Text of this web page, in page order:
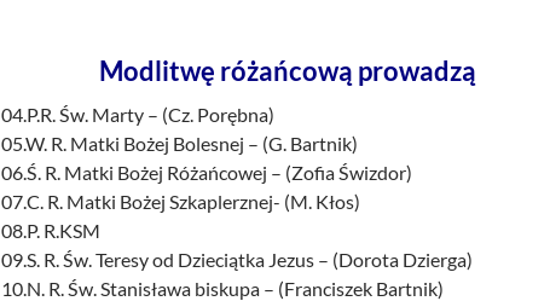
Modlitwę różańcową prowadzą
04.P.R. Św. Marty – (Cz. Porębna)
05.W. R. Matki Bożej Bolesnej – (G. Bartnik)
06.Ś. R. Matki Bożej Różańcowej – (Zofia Świzdor)
07.C. R. Matki Bożej Szkaplerznej- (M. Kłos)
08.P. R.KSM
09.S. R. Św. Teresy od Dzieciątka Jezus – (Dorota Dzierga)
10.N. R. Św. Stanisława biskupa – (Franciszek Bartnik)